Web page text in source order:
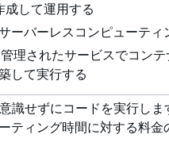
して運用する
ーバーレスコンピューティ
理されたサービスでコンテ
して実行する
識せずにコードを実行しま
ティング時間に対する料金